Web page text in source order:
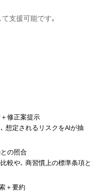
支援可能です｡
修正案提示
想定されるリスクをAIが抽
の照合
較や､ 商習慣上の標準条項と
＋要約